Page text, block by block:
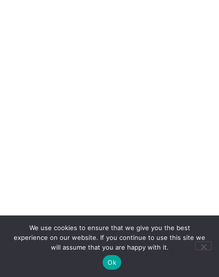
We use cookies to ensure that we give you the best
experience on our website. If you continue to use this site we
will assume that you are happy with it.
Ok